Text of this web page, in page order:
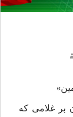
بر غلامى كه